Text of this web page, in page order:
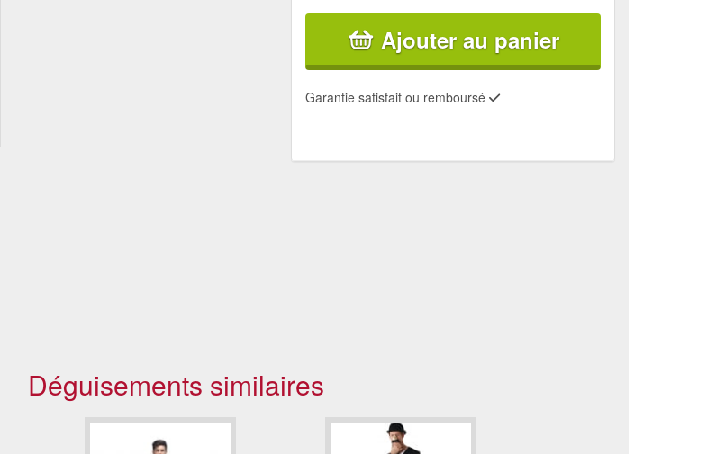
Ajouter au panier
Garantie satisfait ou remboursé
Déguisements similaires